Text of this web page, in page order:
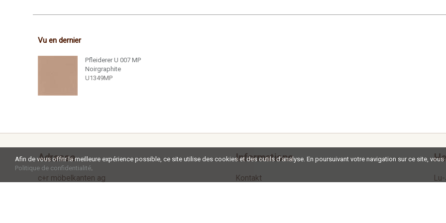
Vu en dernier
Pfleiderer U 007 MP
Noirgraphite
U1349MP
Adresse
c+r möbelkanten ag
Informations
Kontakt
Afin de vous offrir la meilleure expérience possible, ce site utilise des cookies et des outils d'analyse. En poursuivant votre navigation sur ce site,
Politique de confidentialité.